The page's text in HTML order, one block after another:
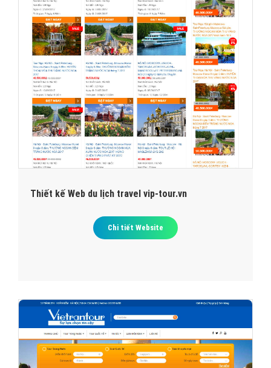
Thiết kế Web du lịch travel vip-tour.vn
Chi tiết Website